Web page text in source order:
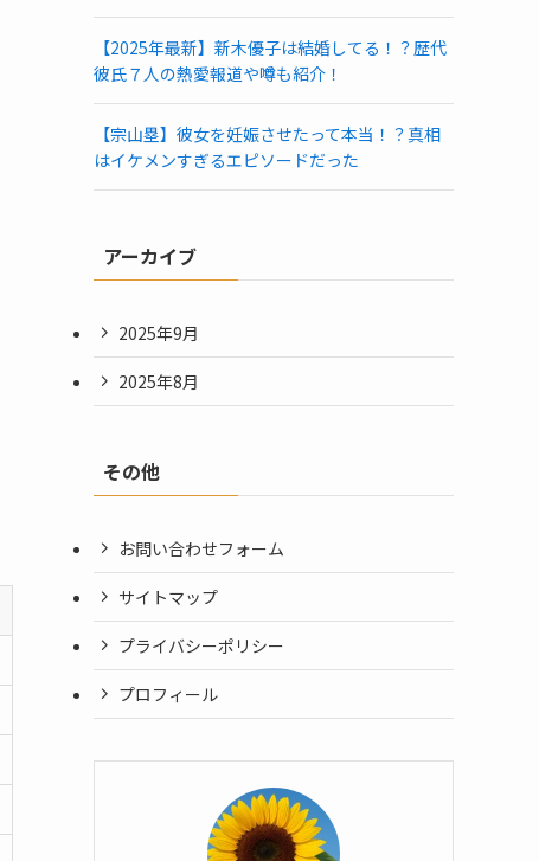
【2025年最新】新木優子は結婚してる！？歴代
彼氏７人の熱愛報道や噂も紹介！
【宗山塁】彼女を妊娠させたって本当！？真相
はイケメンすぎるエピソードだった
アーカイブ
2025年9月
2025年8月
その他
お問い合わせフォーム
サイトマップ
プライバシーポリシー
プロフィール